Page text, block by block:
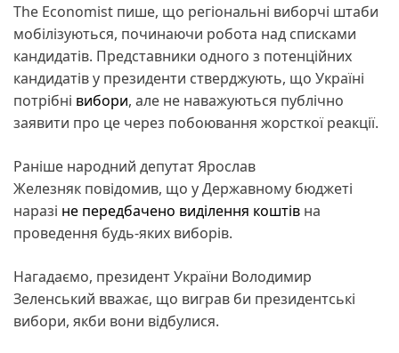
The Economist пише, що регіональні виборчі штаби
мобілізуються, починаючи робота над списками
кандидатів. Представники одного з потенційних
кандидатів у президенти стверджують, що Україні
потрібні вибори, але не наважуються публічно
заявити про це через побоювання жорсткої реакції.
Раніше народний депутат Ярослав
Железняк повідомив, що у Державному бюджеті
наразі не передбачено виділення коштів на
проведення будь-яких виборів.
Нагадаємо, президент України Володимир
Зеленський вважає, що виграв би президентські
вибори, якби вони відбулися.